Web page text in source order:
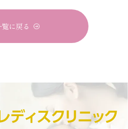
覧に戻る